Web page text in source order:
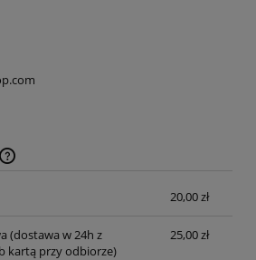
kosztów płatności
20,00 zł
(dostawa w 24h z
kartą przy odbiorze)
25,00 zł